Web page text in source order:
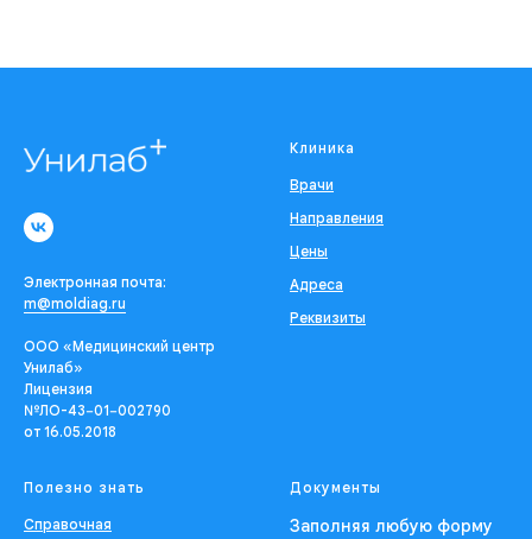
Электронная почта:
m@moldiag.ru
ООО «Медицинский центр
Унилаб»
Лицензия
№ЛО-43−01−002790
от 16.05.2018
Клиника
Врачи
Направления
Цены
Адреса
Реквизиты
Полезно знать
Справочная
Документы
Заполняя любую форму